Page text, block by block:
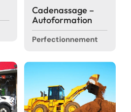
Cadenassage –
Autoformation
Perfectionnement